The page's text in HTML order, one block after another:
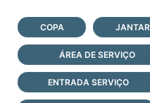
COPA JANTAR
ÁREA DE SERVIÇO
ENTRADA SERVIÇO